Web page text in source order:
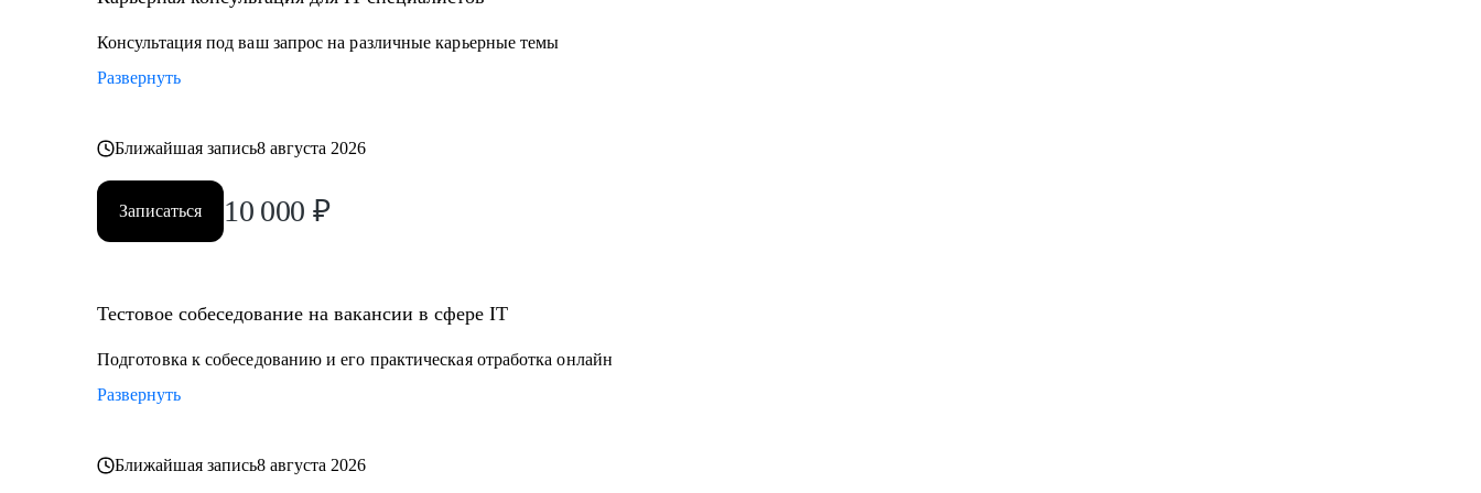
Консультация под ваш запрос на различные карьерные темы
Развернуть
Ближайшая запись8 августа 2026
Записаться 10 000 ₽
Тестовое собеседование на вакансии в сфере IT
Подготовка к собеседованию и его практическая отработка онлайн
Развернуть
Ближайшая запись8 августа 2026